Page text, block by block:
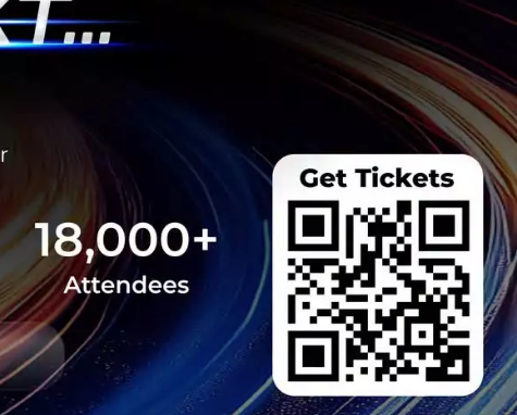
เสนอ Fujitsu Palm
ามแตกต่างของวิธี
นยันด้วยใบหน้าหรือ
ง 99.99999
รู้เหมือนเช่นการ
รกิจที่ต้องการความ
ซูเปอร์มาร์เก็ต เพื่อ
คุณสีหนาท